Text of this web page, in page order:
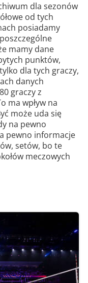
dla sezonów
od tych
posiadamy
mamy dane
punktów,
dla tych graczy,
danych
graczy z
ma wpływ na
może uda się
na pewno
pewno informacje
setów, bo te
meczowych